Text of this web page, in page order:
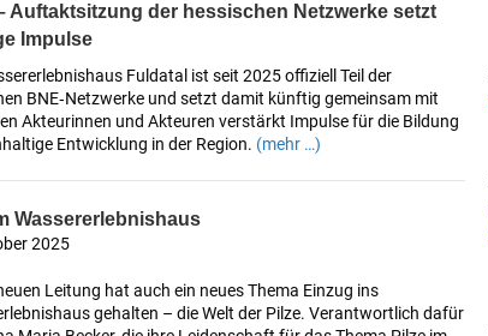
Auftaktsitzung der hessischen Netzwerke setzt
Impulse
Fuldatal ist seit 2025 offiziell Teil der
BNE‑Netzwerke und setzt damit künftig gemeinsam mit
Akteurinnen und Akteuren verstärkt Impulse für die Bildung
Entwicklung in der Region. (mehr …)
Wassererlebnishaus
2025
Leitung hat auch ein neues Thema Einzug ins
gehalten – die Welt der Pilze. Verantwortlich dafür